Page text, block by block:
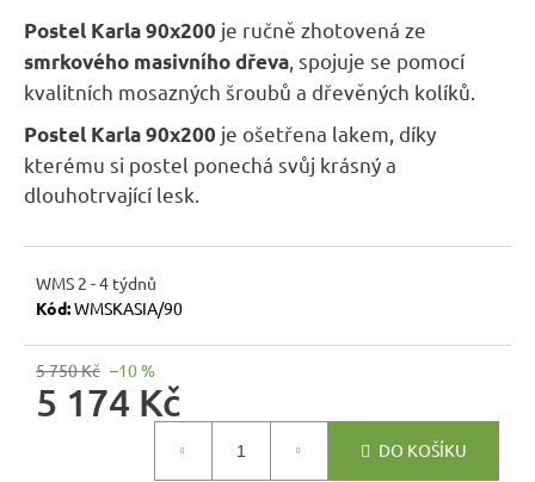
hvězdiček.
Postel Karla 90x200 je ručně zhotovená ze
smrkového masivního dřeva , spojuje se pomocí
kvalitních mosazných šroubů a dřevěných kolíků.
Postel Karla 90x200 je ošetřena lakem, díky
kterému si postel ponechá svůj krásný a
dlouhotrvající lesk.
WMS 2 - 4 týdnů
Kód:WMSKASIA/90
5 750 Kč –10 %
5 174 Kč
DO KOŠÍKU
HLEDAT
D
o
o
u